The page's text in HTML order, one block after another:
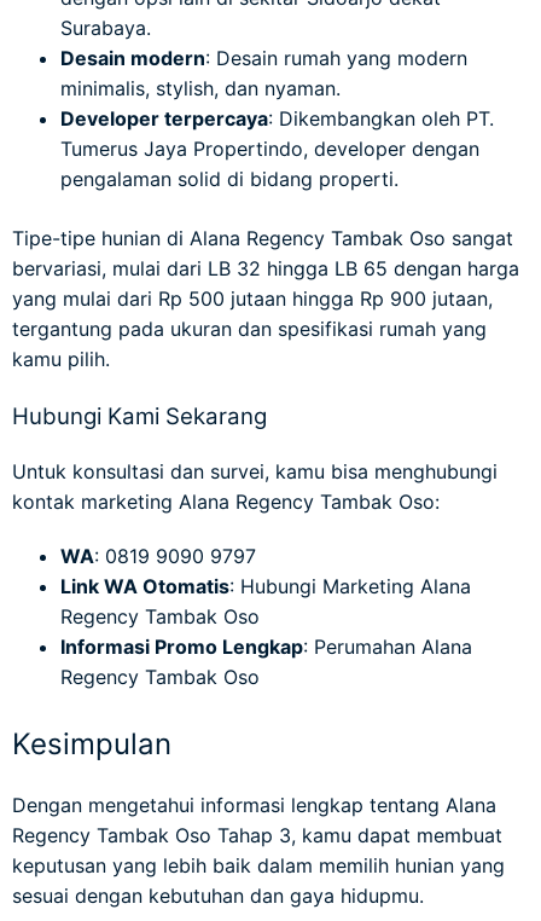
Surabaya.
Desain modern: Desain rumah yang modern
minimalis, stylish, dan nyaman.
Developer terpercaya: Dikembangkan oleh PT.
Tumerus Jaya Propertindo, developer dengan
pengalaman solid di bidang properti.
Tipe-tipe hunian di Alana Regency Tambak Oso sangat
bervariasi, mulai dari LB 32 hingga LB 65 dengan harga
yang mulai dari Rp 500 jutaan hingga Rp 900 jutaan,
tergantung pada ukuran dan spesifikasi rumah yang
kamu pilih.
Hubungi Kami Sekarang
Untuk konsultasi dan survei, kamu bisa menghubungi
kontak marketing Alana Regency Tambak Oso:
WA: 0819 9090 9797
Link WA Otomatis: Hubungi Marketing Alana
Regency Tambak Oso
Informasi Promo Lengkap: Perumahan Alana
Regency Tambak Oso
Kesimpulan
Dengan mengetahui informasi lengkap tentang Alana
Regency Tambak Oso Tahap 3, kamu dapat membuat
keputusan yang lebih baik dalam memilih hunian yang
sesuai dengan kebutuhan dan gaya hidupmu.